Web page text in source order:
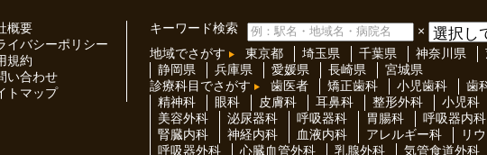
概要
イバシーポリシー
規約
い合わせ
トマップ
キーワード検索
×
地域でさがす
東京都 埼玉県 千葉県 神奈川県
静岡県
兵庫県 愛媛県 長崎県
宮城県
診療科目でさがす
歯医者 矯正歯科 小児歯科
歯
精神科
眼科 皮膚科 耳鼻科 整形外科
小児科
美容外科
泌尿器科 呼吸器科 胃腸科
呼吸器内科
腎臓内科
神経内科 血液内科 アレルギー科
リ
呼吸器外科
心臓血管外科 乳腺外科 気管食道外科